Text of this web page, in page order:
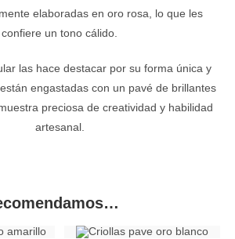
elaboradas en oro rosa, lo que les
confiere un tono cálido.
las hace destacar por su forma única y
engastadas con un pavé de brillantes
preciosa de creatividad y habilidad
artesanal.